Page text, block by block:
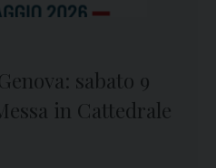
sabato 9
in Cattedrale